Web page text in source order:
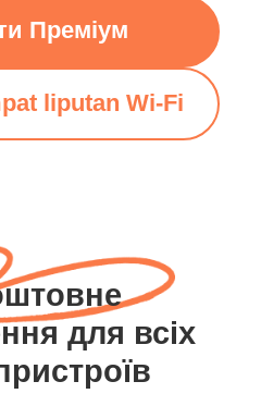
Преміум
liputan Wi-Fi
для всіх